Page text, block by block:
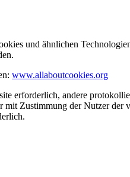
und ähnlichen
www.allaboutcookies.org
erforderlich, andere
Zustimmung der Nutzer der